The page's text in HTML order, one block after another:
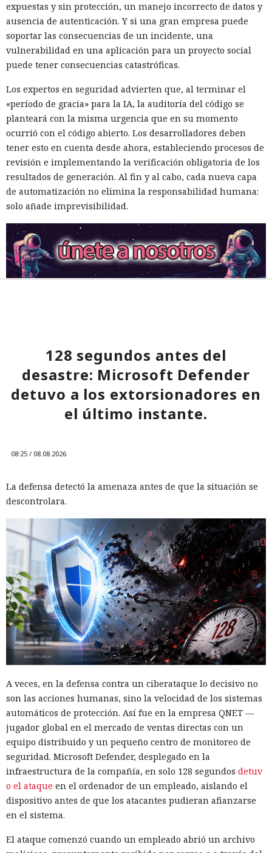
expuestas y sin protección, un manejo incorrecto de datos y
ausencia de autenticación. Y si una gran empresa puede
soportar las consecuencias de un incidente, una
vulnerabilidad en una aplicación para un proyecto social
puede tener consecuencias catastróficas.
Los expertos en seguridad advierten que, al terminar el
«período de gracia» para la IA, la auditoría del código se
planteará con la misma urgencia que en su momento
ocurrió con el código abierto. Los desarrolladores deben
tener esto en cuenta desde ahora, estableciendo procesos de
revisión e implementando la verificación obligatoria de los
resultados de generación. Al fin y al cabo, cada nueva capa
de automatización no elimina la responsabilidad humana:
solo añade imprevisibilidad.
128 segundos antes del
desastre: Microsoft Defender
detuvo a los extorsionadores en
el último instante.
08:25 / 08.08.2026
La defensa detectó la amenaza antes de que la situación se
descontrolara.
A veces, en la defensa contra un ciberataque lo decisivo no
son las acciones humanas, sino la velocidad de los sistemas
automáticos de protección. Así fue en la empresa QNET —
jugador global en el mercado de ventas directas con un
equipo distribuido y un pequeño centro de monitoreo de
seguridad. Microsoft Defender, desplegado en la
infraestructura de la compañía, en solo 128 segundos detuv
o el ataque en el ordenador de un empleado, aislando el
dispositivo antes de que los atacantes pudieran afianzarse
en el sistema.
El ataque comenzó cuando un empleado abrió un archivo